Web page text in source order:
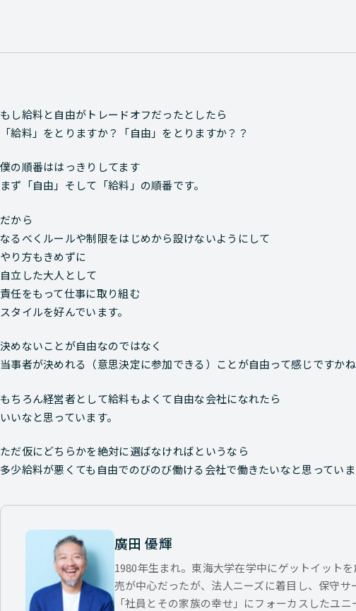
もし給料と自由がトレードオフだったとしたら
「給料」をとりますか？「自由」をとりますか？？
僕の順番ははっきりしてます
まず「自由」そして「給料」の順番です。
だから
なるべくルールや制限をはじめから設けないようにして
やり方もきめずに
自立した大人として
責任をもって仕事に取り組む
スタイルを好んでいます。
決めないことが自由なのではなく
当事者が決めれる（意思決定に参加できる）ことが自由って感じですかね
もちろん経営者として給料もよくて自由な会社になれたら
いいなと思っています。
ただ仮にどちらかを絶対に選ばなければというなら
多少給料が悪くても自由でのびのび働ける会社で働きたいなと思っていま
廣田 優輝
1980年生まれ。東海大学在学中にゲットイット
売が中心だったが、法人ニーズに着目し、保守サ
「社員とその家族の幸せ」にフォーカスしたユ